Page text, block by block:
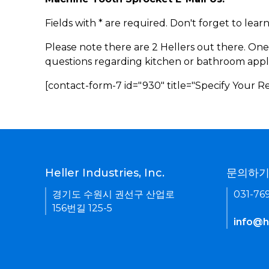
Fields with * are required. Don't forget to
Please note there are 2 Hellers out there.
questions regarding kitchen or bathroom
[contact-form-7 id="930" title="Specify Your
Heller Industries, Inc.
경기도 수원시 권선구 산업로
156번길 125-5
문의하
031-